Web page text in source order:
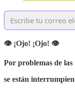
👁 ¡Ojo! ¡Ojo! 👁
Por problemas de
se están